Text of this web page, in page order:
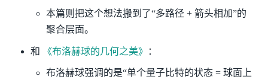
本篇则把这个想法搬到了“多路径 + 箭头相加”的
聚合层面。
和 《布洛赫球的几何之美》 ：
布洛赫球强调的是“单个量子比特的状态 = 球面上